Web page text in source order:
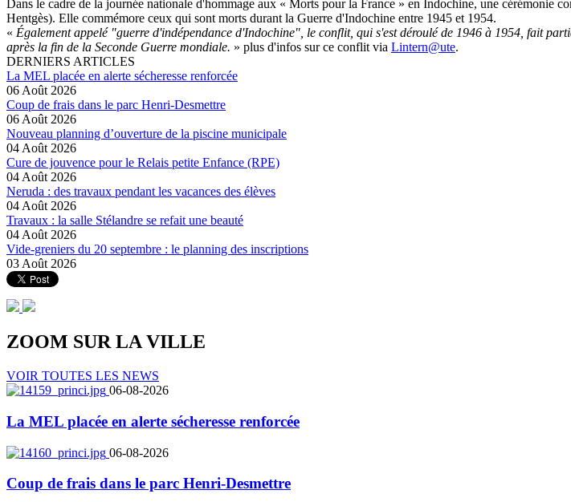
Dans le cadre de la journée nationale d'hommage aux « Morts pour la France » en Indochine, une cérémonie
Hentgès). Elle commémore ceux qui sont morts durant la Guerre d'Indochine entre 1945 et 1954.
« Également appelé "guerre d'indépendance d'Indochine", le conflit, qui s'est déroulé de 1946 à 1954, fait
après la fin de la Seconde Guerre mondiale. » plus d'infos sur ce conflit via Lintern@ute.
DERNIERS ARTICLES
La MEL placée en alerte sécheresse renforcée
06 Août 2026
Coup de frais dans le parc Henri-Desmettre
06 Août 2026
Nouveau planning d’ouverture de la piscine municipale
04 Août 2026
Cure de jouvence pour le Relais petite Enfance (RPE)
04 Août 2026
Neruda : des travaux pendant les vacances des élèves
04 Août 2026
Travaux : la salle Stélandre se refait une beauté
04 Août 2026
Vide-greniers du 20 septembre : le planning des inscriptions
03 Août 2026
ZOOM SUR LAVILLE
VOIR TOUTES LES NEWS
06-08-2026
La MEL placée en alerte sécheresse renforcée
06-08-2026
Coup de frais dans le parc Henri-Desmettre